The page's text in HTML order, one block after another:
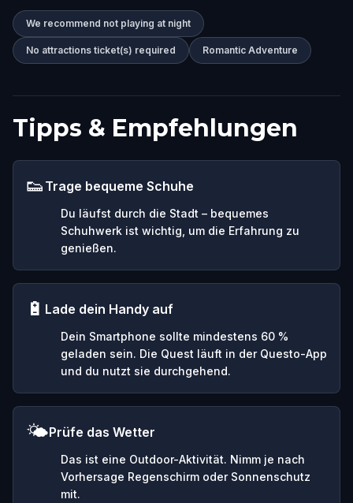
We recommend not playing at night
No attractions ticket(s) required Romantic Adventure
Tipps & Empfehlungen
👟 Trage bequeme Schuhe
Du läufst durch die Stadt – bequemes
Schuhwerk ist wichtig, um die Erfahrung zu
genießen.
🔋 Lade dein Handy auf
Dein Smartphone sollte mindestens 60 %
geladen sein. Die Quest läuft in der Questo-App
und du nutzt sie durchgehend.
🌤️Prüfe das Wetter
Das ist eine Outdoor-Aktivität. Nimm je nach
Vorhersage Regenschirm oder Sonnenschutz
mit.